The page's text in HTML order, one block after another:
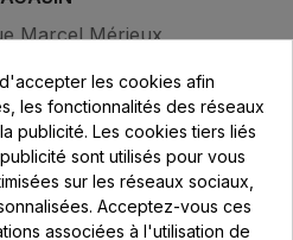
Marcel Mérieux
Brignais
au vendredi :
8h - 16h
sur Rendez-vous
les cookies afin
les fonctionnalités des réseaux
publicité. Les cookies tiers liés
sont utilisés pour vous
sur les réseaux sociaux,
Acceptez-vous ces
associées à l'utilisation de